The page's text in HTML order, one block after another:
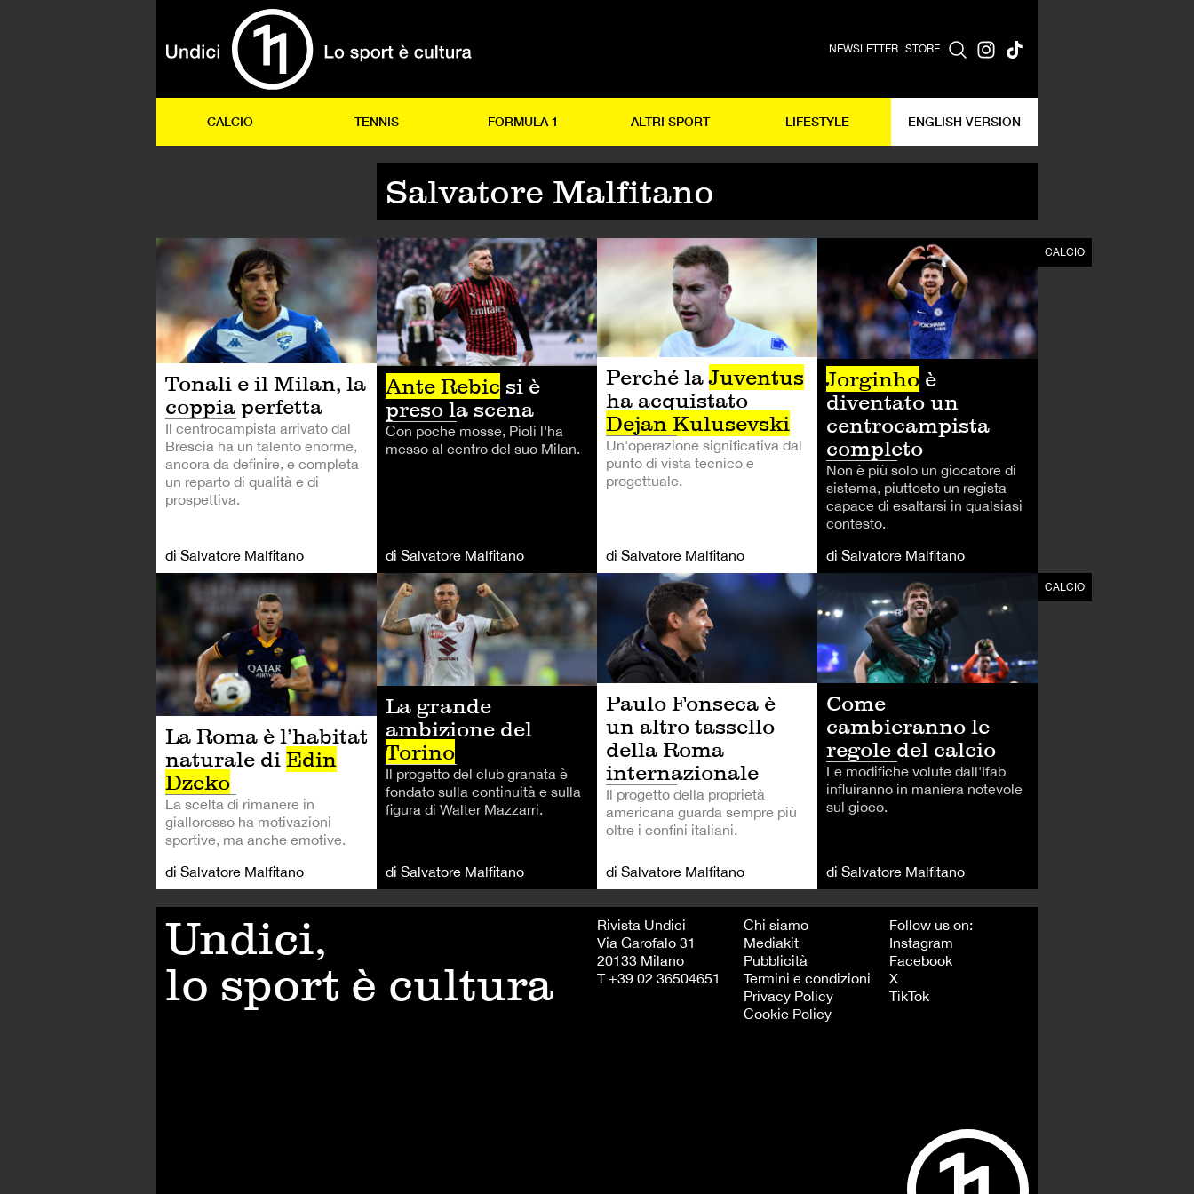
NEWSLETTER STORE
CALCIO TENNIS FORMULA 1 ALTRI SPORT LIFESTYLE ENGLISH VERSION
Salvatore Malfitano
CALCIO
Tonali e il Milan, la
coppia perfetta
Il centrocampista arrivato dal
Brescia ha un talento enorme,
ancora da definire, e completa
un reparto di qualità e di
prospettiva.
di Salvatore Malfitano
Ante Rebic si è
preso la scena
Con poche mosse, Pioli l'ha
messo al centro del suo Milan.
di Salvatore Malfitano
Perché laJuventus
ha acquistato
Dejan Kulusevski
Un'operazione significativa dal
punto di vista tecnico e
progettuale.
di Salvatore Malfitano
CALCIO
Jorginho è
diventato un
centrocampista
completo
Non è più solo un giocatore di
sistema, piuttosto un regista
capace di esaltarsi in qualsiasi
contesto.
di Salvatore Malfitano
CALCIO
La Roma è l’habitat
naturale di Edin
Dzeko
La scelta di rimanere in
giallorosso ha motivazioni
sportive, ma anche emotive.
di Salvatore Malfitano
La grande
ambizione del
Torino
Il progetto del club granata è
fondato sulla continuità e sulla
figura di Walter Mazzarri.
di Salvatore Malfitano
Paulo Fonseca è
un altro tassello
della Roma
internazionale
Il progetto della proprietà
americana guarda sempre più
oltre i confini italiani.
di Salvatore Malfitano
CALCIO
Come
cambieranno le
regole del calcio
Le modifiche volute dall'Ifab
influiranno in maniera notevole
sul gioco.
di Salvatore Malfitano
Undici,
lo sport è cultura
Rivista Undici
Via Garofalo 31
20133 Milano
T +39 02 36504651
Chi siamo
Mediakit
Pubblicità
Termini e condizioni
Privacy Policy
Cookie Policy
Follow us on:
Instagram
Facebook
X
TikTok